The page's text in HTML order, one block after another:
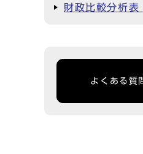
財政比較分析表
よくある質